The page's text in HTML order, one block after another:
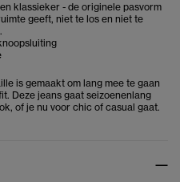
klassieker - de originele pasvorm
geeft, niet te los en niet te
is gemaakt om lang mee te gaan
Deze jeans gaat seizoenenlang
of je nu voor chic of casual gaat.